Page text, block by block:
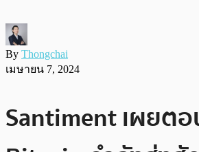
By Thongchai
เมษายน 7, 2024
Santiment เผยต